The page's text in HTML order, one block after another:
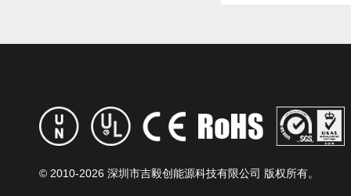
© 2010-2026 深圳市吉毅创能源科技有限公司 版权所有。